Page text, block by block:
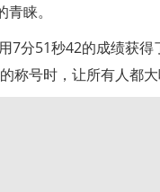
睐。
7分51秒42的成绩获得
称号时，让所有人都大